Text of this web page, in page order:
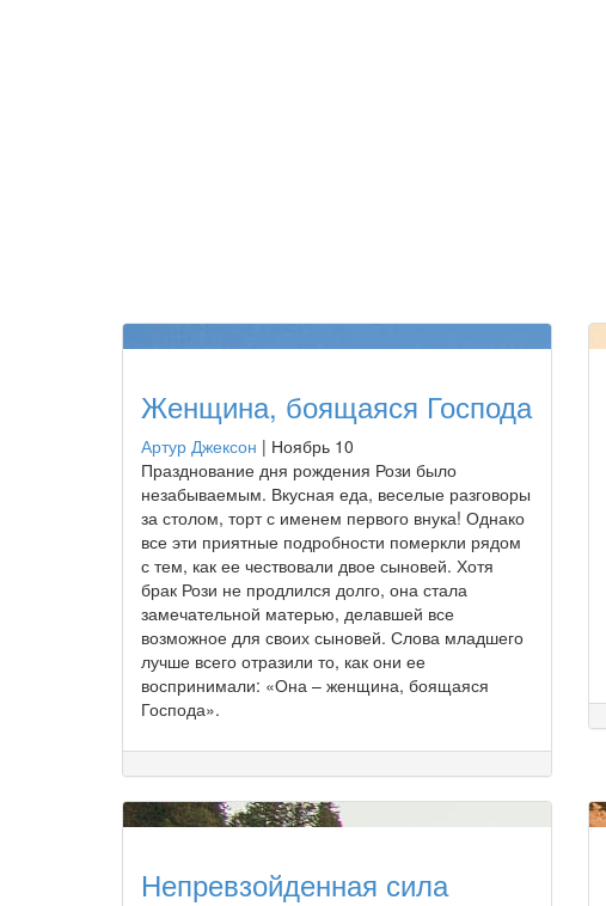
Женщина, боящаяся Господа
Артур Джексон | Ноябрь 10
Празднование дня рождения Рози было
незабываемым. Вкусная еда, веселые разговоры
за столом, торт с именем первого внука! Однако
все эти приятные подробности померкли рядом
с тем, как ее чествовали двое сыновей. Хотя
брак Рози не продлился долго, она стала
замечательной матерью, делавшей все
возможное для своих сыновей. Слова младшего
лучше всего отразили то, как они ее
воспринимали: «Она – женщина, боящаяся
Господа».
Непревзойденная сила